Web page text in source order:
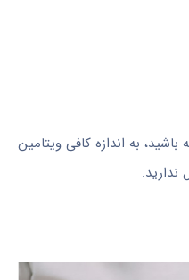
باشید، به اندازه کافی ویتامین